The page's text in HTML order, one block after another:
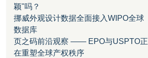
颖"吗？
挪威外观设计数据全面接入WIPO全球
数据库
页之码前沿观察 —— EPO与USPTO正
在重塑全球产权秩序